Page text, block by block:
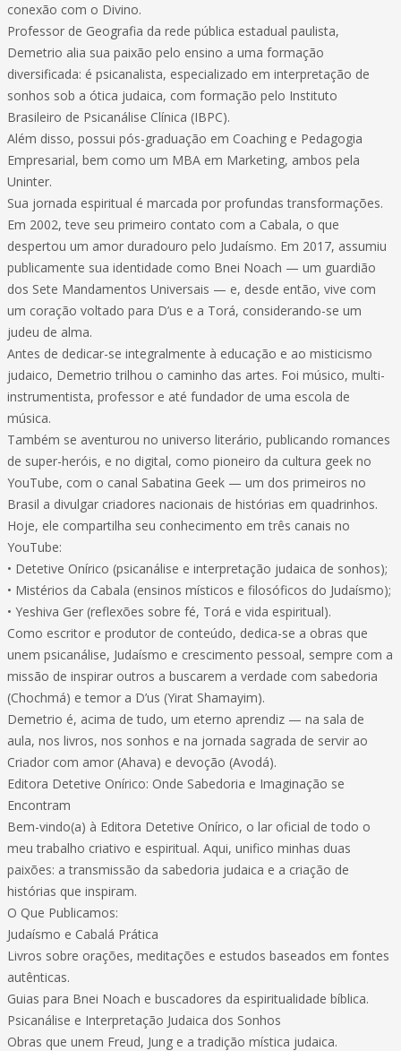
conexão com o Divino.
Professor de Geografia da rede pública estadual paulista,
Demetrio alia sua paixão pelo ensino a uma formação
diversificada: é psicanalista, especializado em interpretação de
sonhos sob a ótica judaica, com formação pelo Instituto
Brasileiro de Psicanálise Clínica (IBPC).
Além disso, possui pós-graduação em Coaching e Pedagogia
Empresarial, bem como um MBA em Marketing, ambos pela
Uninter.
Sua jornada espiritual é marcada por profundas transformações.
Em 2002, teve seu primeiro contato com a Cabala, o que
despertou um amor duradouro pelo Judaísmo. Em 2017, assumiu
publicamente sua identidade como Bnei Noach — um guardião
dos Sete Mandamentos Universais — e, desde então, vive com
um coração voltado para D’us e a Torá, considerando-se um
judeu de alma.
Antes de dedicar-se integralmente à educação e ao misticismo
judaico, Demetrio trilhou o caminho das artes. Foi músico, multi-
instrumentista, professor e até fundador de uma escola de
música.
Também se aventurou no universo literário, publicando romances
de super-heróis, e no digital, como pioneiro da cultura geek no
YouTube, com o canal Sabatina Geek — um dos primeiros no
Brasil a divulgar criadores nacionais de histórias em quadrinhos.
Hoje, ele compartilha seu conhecimento em três canais no
YouTube:
• Detetive Onírico (psicanálise e interpretação judaica de sonhos);
• Mistérios da Cabala (ensinos místicos e filosóficos do Judaísmo);
• Yeshiva Ger (reflexões sobre fé, Torá e vida espiritual).
Como escritor e produtor de conteúdo, dedica-se a obras que
unem psicanálise, Judaísmo e crescimento pessoal, sempre com a
missão de inspirar outros a buscarem a verdade com sabedoria
(Chochmá) e temor a D’us (Yirat Shamayim).
Demetrio é, acima de tudo, um eterno aprendiz — na sala de
aula, nos livros, nos sonhos e na jornada sagrada de servir ao
Criador com amor (Ahava) e devoção (Avodá).
Editora Detetive Onírico: Onde Sabedoria e Imaginação se
Encontram
Bem-vindo(a) à Editora Detetive Onírico, o lar oficial de todo o
meu trabalho criativo e espiritual. Aqui, unifico minhas duas
paixões: a transmissão da sabedoria judaica e a criação de
histórias que inspiram.
O Que Publicamos:
Judaísmo e Cabalá Prática
Livros sobre orações, meditações e estudos baseados em fontes
autênticas.
Guias para Bnei Noach e buscadores da espiritualidade bíblica.
Psicanálise e Interpretação Judaica dos Sonhos
Obras que unem Freud, Jung e a tradição mística judaica.